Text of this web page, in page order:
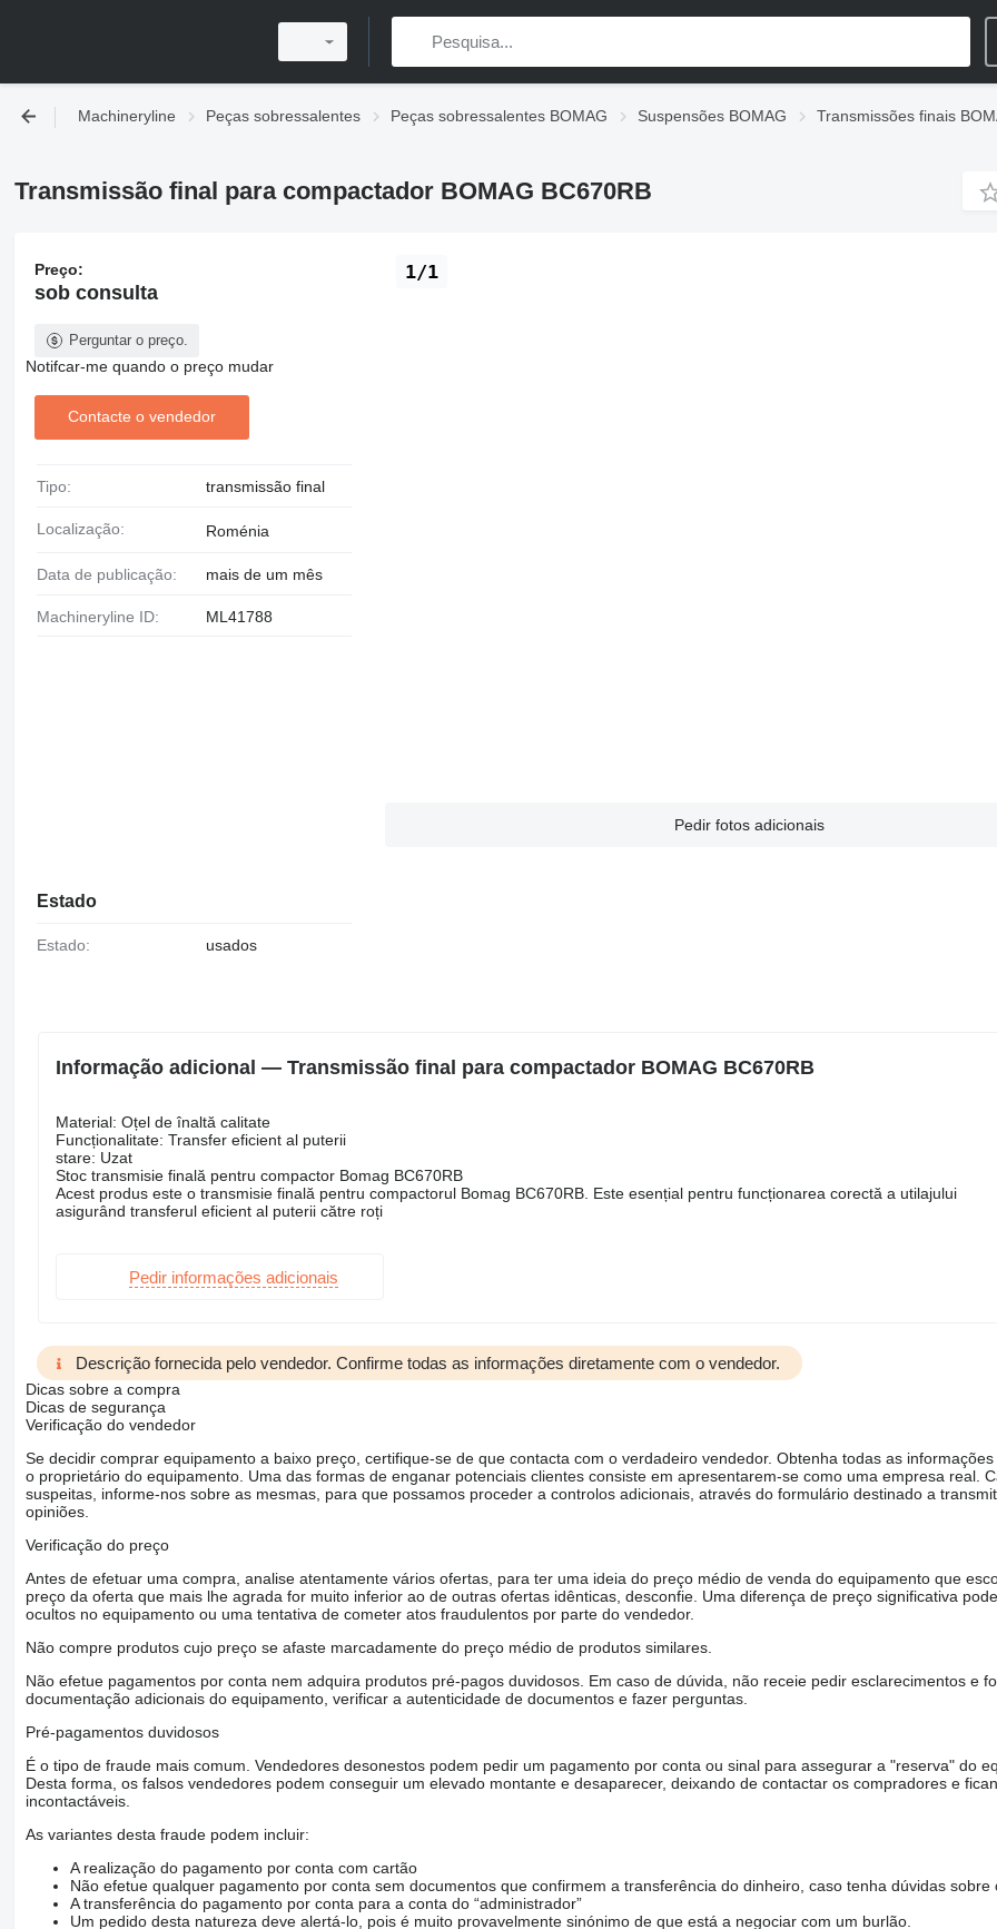
Machineryline Peças sobressalentes Peças sobressalentes BOMAG Suspensões BOMAG Transmissões finais
Transmissão final para compactador BOMAG BC670RB
1/1
Pedir fotos adicionais
Preço:
sob consulta
Perguntar o preço.
Notifcar-me quando o preço mudar
Contacte o vendedor
Tipo: transmissão final
Localização: Roménia
Data de publicação: mais de um mês
Machineryline ID: ML41788
Estado
Estado: usados
Informação adicional — Transmissão final para compactador BOMAG BC670RB
Material: Oțel de înaltă calitate
Funcționalitate: Transfer eficient al puterii
stare: Uzat
Stoc transmisie finală pentru compactor Bomag BC670RB
Acest produs este o transmisie finală pentru compactorul Bomag BC670RB. Este esențial pentru funcționarea corectă a utilajului
asigurând transferul eficient al puterii către roți
Pedir informações adicionais
Descrição fornecida pelo vendedor. Confirme todas as informações diretamente com o vendedor.
Dicas sobre a compra
Dicas de segurança
Verificação do vendedor
Se decidir comprar equipamento a baixo preço, certifique-se de que contacta com o verdadeiro vendedor. Obtenha todas as
o proprietário do equipamento. Uma das formas de enganar potenciais clientes consiste em apresentarem-se como uma empresa real.
suspeitas, informe-nos sobre as mesmas, para que possamos proceder a controlos adicionais, através do formulário destinado a
opiniões.
Verificação do preço
Antes de efetuar uma compra, analise atentamente vários ofertas, para ter uma ideia do preço médio de venda do equipamento que
preço da oferta que mais lhe agrada for muito inferior ao de outras ofertas idênticas, desconfie. Uma diferença de preço significativa
ocultos no equipamento ou uma tentativa de cometer atos fraudulentos por parte do vendedor.
Não compre produtos cujo preço se afaste marcadamente do preço médio de produtos similares.
Não efetue pagamentos por conta nem adquira produtos pré-pagos duvidosos. Em caso de dúvida, não receie pedir esclarecimentos e
documentação adicionais do equipamento, verificar a autenticidade de documentos e fazer perguntas.
Pré-pagamentos duvidosos
É o tipo de fraude mais comum. Vendedores desonestos podem pedir um pagamento por conta ou sinal para assegurar a "reserva" do
Desta forma, os falsos vendedores podem conseguir um elevado montante e desaparecer, deixando de contactar os compradores e
incontactáveis.
As variantes desta fraude podem incluir:
A realização do pagamento por conta com cartão
Não efetue qualquer pagamento por conta sem documentos que confirmem a transferência do dinheiro, caso tenha dúvidas sobre
A transferência do pagamento por conta para a conta do “administrador”
Um pedido desta natureza deve alertá-lo, pois é muito provavelmente sinónimo de que está a negociar com um burlão.